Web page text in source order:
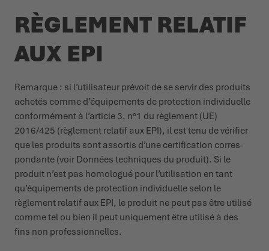
RÈGLEMENT RELATIF
AUX EPI
Remarque : si l’uti­li­sateur prévoit de se servir des produits
achetés comme d’équi­pements de protection indi­vi­duelle
confor­mément à l’article 3, n°1 du règlement (UE)
2016/425 (règlement relatif aux EPI), il est tenu de vérifier
que les produits sont assortis d’une certi­fi­cation corres­
pondante (voir Données tech­niques du produit). Si le
produit n’est pas homologué pour l’uti­li­sation en tant
qu’équi­pements de protection indi­vi­duelle selon le
règlement relatif aux EPI, le produit ne peut pas être utilisé
comme tel ou bien il peut uniquement être utilisé à des
fins non profes­sion­nelles.